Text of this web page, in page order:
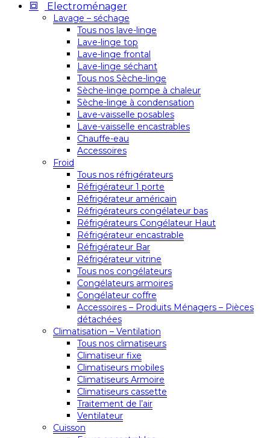
Electroménager
Lavage – séchage
Tous nos lave-linge
Lave-linge top
Lave-linge frontal
Lave-linge séchant
Tous nos Sèche-linge
Sèche-linge pompe à chaleur
Sèche-linge à condensation
Lave-vaisselle posables
Lave-vaisselle encastrables
Chauffe-eau
Accessoires
Froid
Tous nos réfrigérateurs
Réfrigérateur 1 porte
Réfrigérateur américain
Réfrigérateurs congélateur bas
Réfrigérateurs Congélateur Haut
Réfrigérateur encastrable
Réfrigérateur Bar
Réfrigérateur vitrine
Tous nos congélateurs
Congélateurs armoires
Congélateur coffre
Accessoires – Produits Ménagers – Pièces
détachées
Climatisation – Ventilation
Tous nos climatiseurs
Climatiseur fixe
Climatiseurs mobiles
Climatiseurs Armoire
Climatiseurs cassette
Traitement de l’air
Ventilateur
Cuisson